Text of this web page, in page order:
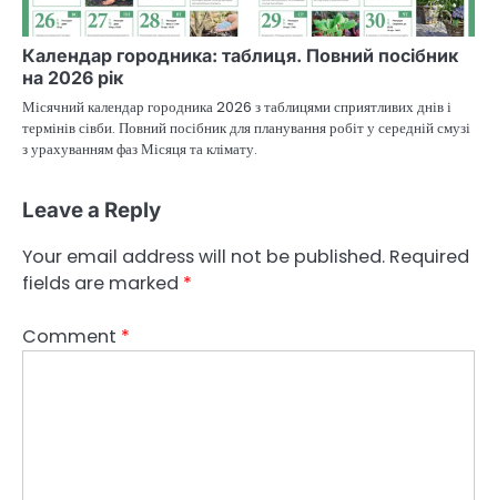
Календар городника: таблиця. Повний посібник
на 2026 рік
Місячний календар городника 2026 з таблицями сприятливих днів і
термінів сівби. Повний посібник для планування робіт у середній смузі
з урахуванням фаз Місяця та клімату.
Leave a Reply
Your email address will not be published. Required
fields are marked *
Comment *